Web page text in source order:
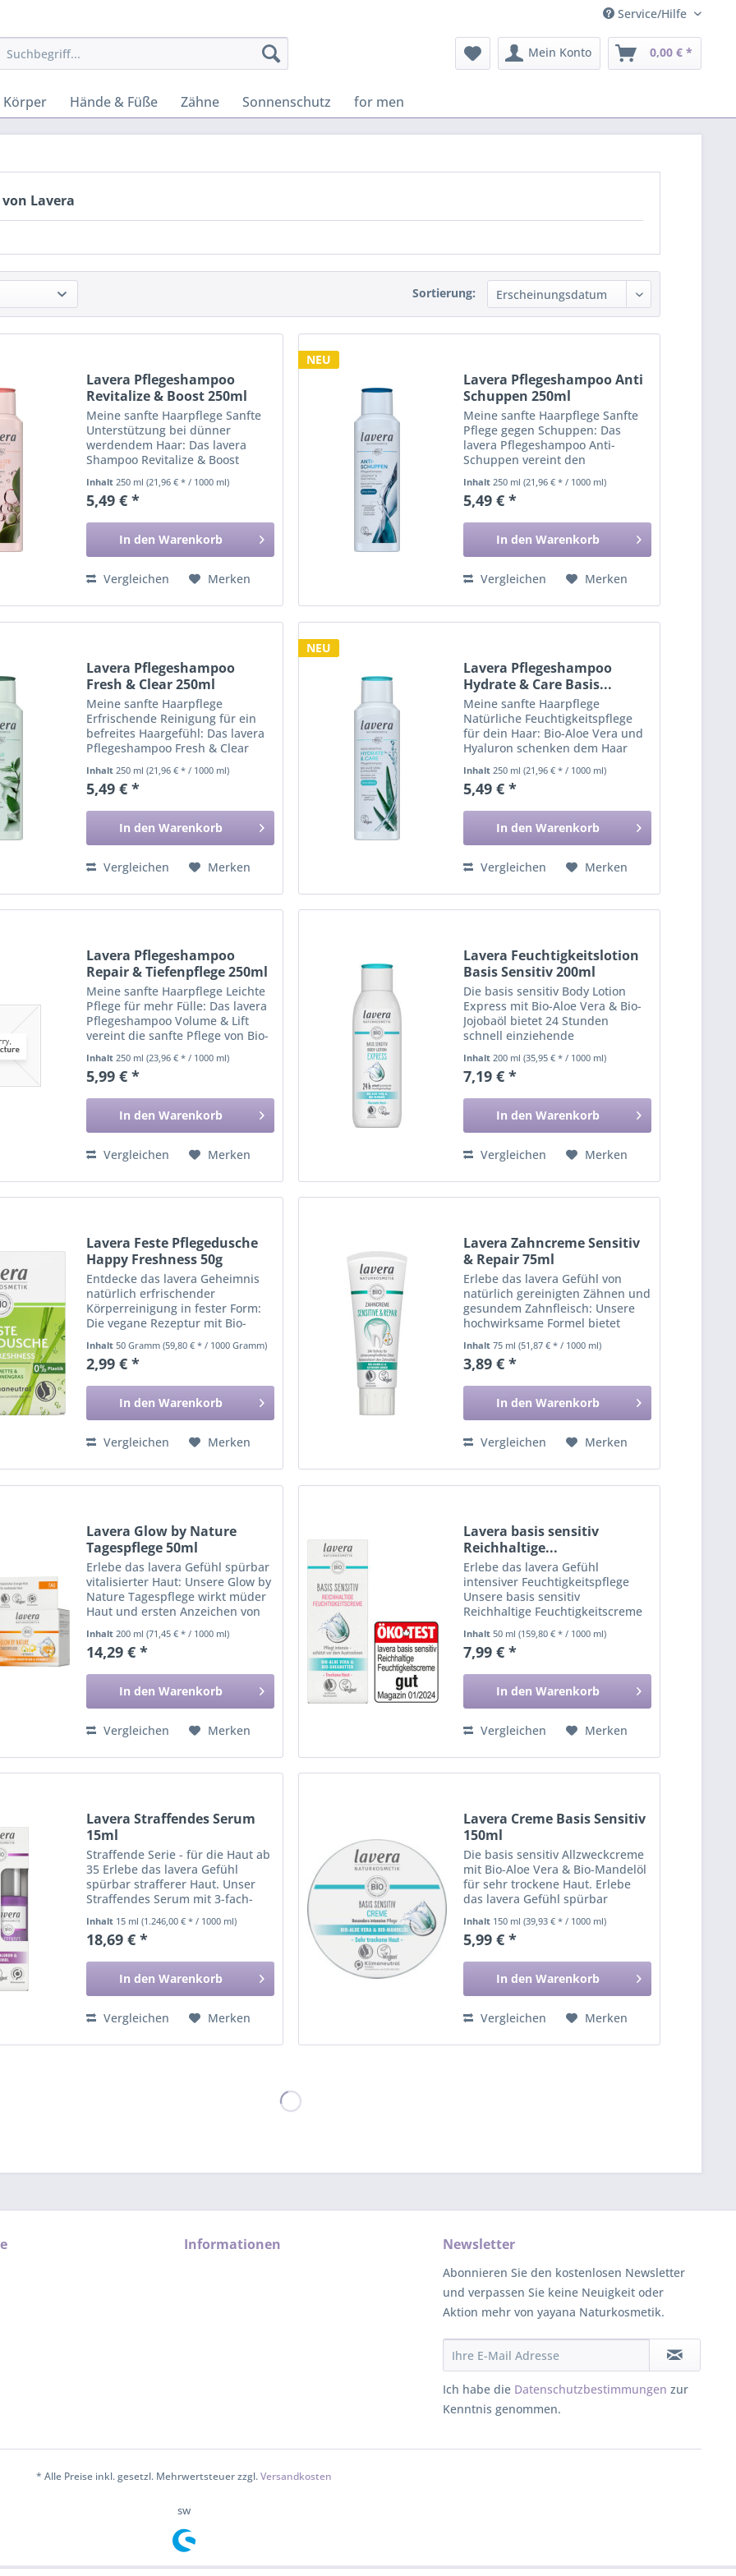
Service/Hilfe
Mein Konto 0,00 € *
Körper Hände & Füße Zähne Sonnenschutz for men
Lavera
Sortierung:
Lavera Pflegeshampoo
Revitalize & Boost 250ml
Meine sanfte Haarpflege Sanfte
Unterstützung bei dünner
werdendem Haar: Das lavera
Shampoo Revitalize & Boost
Eigenschaften von natürlichem
Koffein mit pflanzlichem
Kollagen. Natürliches Koffein
hilft, das...
Inhalt250 ml(21,96 € * / 1000 ml)
5,49 € *
In den Warenkorb
Vergleichen Merken
NEU
Lavera Pflegeshampoo Anti
Schuppen 250ml
Meine sanfte Haarpflege Sanfte
Pflege gegen Schuppen: Das
lavera Pflegeshampoo Anti-
Schuppen vereint den
Crinipan®1, der Schuppen
reduziert und ihrer
Neuentstehung vorbeugt, mit
den sanft pflegenden sowie...
Inhalt250 ml(21,96 € * / 1000 ml)
5,49 € *
In den Warenkorb
Vergleichen Merken
Lavera Pflegeshampoo
Fresh & Clear 250ml
Meine sanfte Haarpflege
Erfrischende Reinigung für ein
befreites Haargefühl: Das lavera
Pflegeshampoo Fresh & Clear
von Bio-Minze mit der
Tiefenreinigung von AHA. Bio-
Inhalt 250 ml(21,96 € * / 1000 ml)
5,49 € *
In den Warenkorb
Vergleichen Merken
NEU
Lavera Pflegeshampoo
Hydrate & Care Basis...
Meine sanfte Haarpflege
Natürliche Feuchtigkeitspflege
für dein Haar: Bio-Aloe Vera und
Hyaluron schenken dem Haar
Pflege. Bio-Aloe Vera, bekannt für
ihre beruhigende Wirkung,
Inhalt 250 ml(21,96 € * / 1000 ml)
5,49 € *
In den Warenkorb
Vergleichen Merken
Lavera Pflegeshampoo
Repair & Tiefenpflege 250ml
Meine sanfte Haarpflege Leichte
Pflege für mehr Fülle: Das lavera
Pflegeshampoo Volume & Lift
vereint die sanfte Pflege von Bio-
Bio-Matcha hilft, das Haar zu
schützen und schenkt ein Gefühl
von Frische....
Inhalt250 ml(23,96 € * / 1000 ml)
5,99 € *
In den Warenkorb
Vergleichen Merken
Lavera Feuchtigkeitslotion
Basis Sensitiv 200ml
Die basis sensitiv Body Lotion
Express mit Bio-Aloe Vera & Bio-
Jojobaöl bietet 24 Stunden
schnell einziehende
Haut. Erlebe das lavera Gefühl
spürbar geschmeidiger Haut:
Unsere milde Formel mit Bio-
Aloe...
Inhalt200 ml(35,95 € * / 1000 ml)
7,19 € *
In den Warenkorb
Vergleichen Merken
Lavera Feste Pflegedusche
Happy Freshness 50g
Entdecke das lavera Geheimnis
natürlich erfrischender
Körperreinigung in fester Form:
Die vegane Rezeptur mit Bio-
bietet ein angenehmes
Schaumerlebnis mit
erfrischendem Duft und reinigt
die Haut sanft, ohne...
Inhalt50 Gramm(59,80 € * / 1000 Gramm)
2,99 € *
In den Warenkorb
Vergleichen Merken
Lavera Zahncreme Sensitiv
& Repair 75ml
Erlebe das lavera Gefühl von
natürlich gereinigten Zähnen und
gesundem Zahnfleisch: Unsere
hochwirksame Formel bietet
Rundumschutz1 & Repair-Pflege:
1) Füllt geschädigte Stellen im
Zahn auf und reduziert...
Inhalt75 ml(51,87 € * / 1000 ml)
3,89 € *
In den Warenkorb
Vergleichen Merken
Lavera Glow by Nature
Tagespflege 50ml
Erlebe das lavera Gefühl spürbar
vitalisierter Haut: Unsere Glow by
Nature Tagespflege wirkt müder
Haut und ersten Anzeichen von
Weise entgegen. Die
hochwirksame Formel mit
Vitamin...
Inhalt 200 ml(71,45 € * / 1000 ml)
14,29 € *
In den Warenkorb
Vergleichen Merken
Lavera basis sensitiv
Reichhaltige...
Erlebe das lavera Gefühl
intensiver Feuchtigkeitspflege
Unsere basis sensitiv
Reichhaltige Feuchtigkeitscreme
Sheabutter versorgt trockene
Haut intensiv und lang
schützt deine Haut...
Inhalt 50 ml(159,80 € * / 1000 ml)
7,99 € *
In den Warenkorb
Vergleichen Merken
Lavera Straffendes Serum
15ml
Straffende Serie - für die Haut ab
35 Erlebe das lavera Gefühl
spürbar strafferer Haut. Unser
Straffendes Serum mit 3-fach-
Bakuchiol wirkt dem
Alterungsprozess der Haut auf
natürliche Weise entgegen. Die...
Inhalt 15 ml(1.246,00 € * / 1000 ml)
18,69 € *
In den Warenkorb
Vergleichen Merken
Lavera Creme Basis Sensitiv
150ml
Die basis sensitiv Allzweckcreme
mit Bio-Aloe Vera & Bio-Mandelöl
für sehr trockene Haut. Erlebe
das lavera Gefühl spürbar
milde Formel mit Bio-Aloe Vera &
Bio-Mandelöl verwöhnt sehr
trockene Haut mit...
Inhalt 150 ml(39,93 € * / 1000 ml)
5,99 € *
In den Warenkorb
Vergleichen Merken
Informationen Newsletter
Abonnieren Sie den kostenlosen Newsletter
und verpassen Sie keine Neuigkeit oder
Aktion mehr von yayana Naturkosmetik.
Ich habe die Datenschutzbestimmungen zur
Kenntnis genommen.
* Alle Preise inkl. gesetzl. Mehrwertsteuer zzgl.Versandkosten
sw